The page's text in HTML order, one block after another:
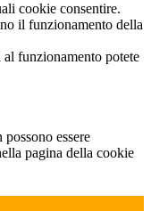
cookie consentire.
il funzionamento della
al funzionamento potete
essere
pagina della cookie